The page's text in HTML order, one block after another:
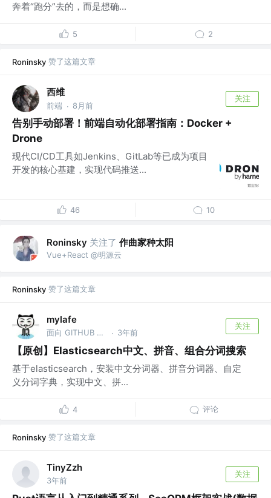
奔着“跑分”去的，而是想确...
5 2
Roninsky 赞了这篇文章
西维
前端 · 8月前
关注
告别手动部署！前端自动化部署指南：Docker +
Drone
现代CI/CD工具如Jenkins、GitLab等已成为项目
开发的核心基建，实现代码推送...
46 10
Roninsky 关注了 作曲家种太阳
Vue+React @明源云
Roninsky 赞了这篇文章
mylafe
面向 GITHUB CV 全干攻城狮 · 3年前
关注
【原创】Elasticsearch中文、拼音、组合分词搜索
基于elasticsearch，安装中文分词器、拼音分词器、自定
义分词字典，实现中文、拼...
4 评论
Roninsky 赞了这篇文章
TinyZzh
3年前
关注